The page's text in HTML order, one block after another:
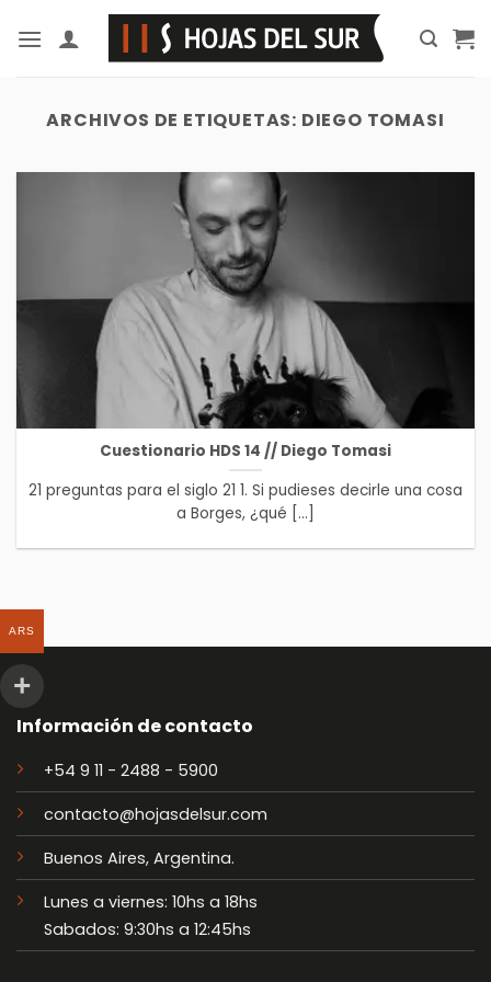
ARCHIVOS DE ETIQUETAS: DIEGO TOMASI
Cuestionario HDS 14 // Diego Tomasi
21 preguntas para el siglo 21 1. Si pudieses decirle una cosa
a Borges, ¿qué [...]
Información de contacto
+54 9 11 - 2488 - 5900
contacto@hojasdelsur.com
Buenos Aires, Argentina.
Lunes a viernes: 10hs a 18hs
Sabados: 9:30hs a 12:45hs
ARS